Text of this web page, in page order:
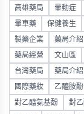
高雄藥局 暈動症
暈車藥 保健養生
製藥企業 藥局介紹
藥局經營 文山區
台灣藥局 藥局介紹
國際藥妝 乙醯胺酚
對乙醯氨基酚 對